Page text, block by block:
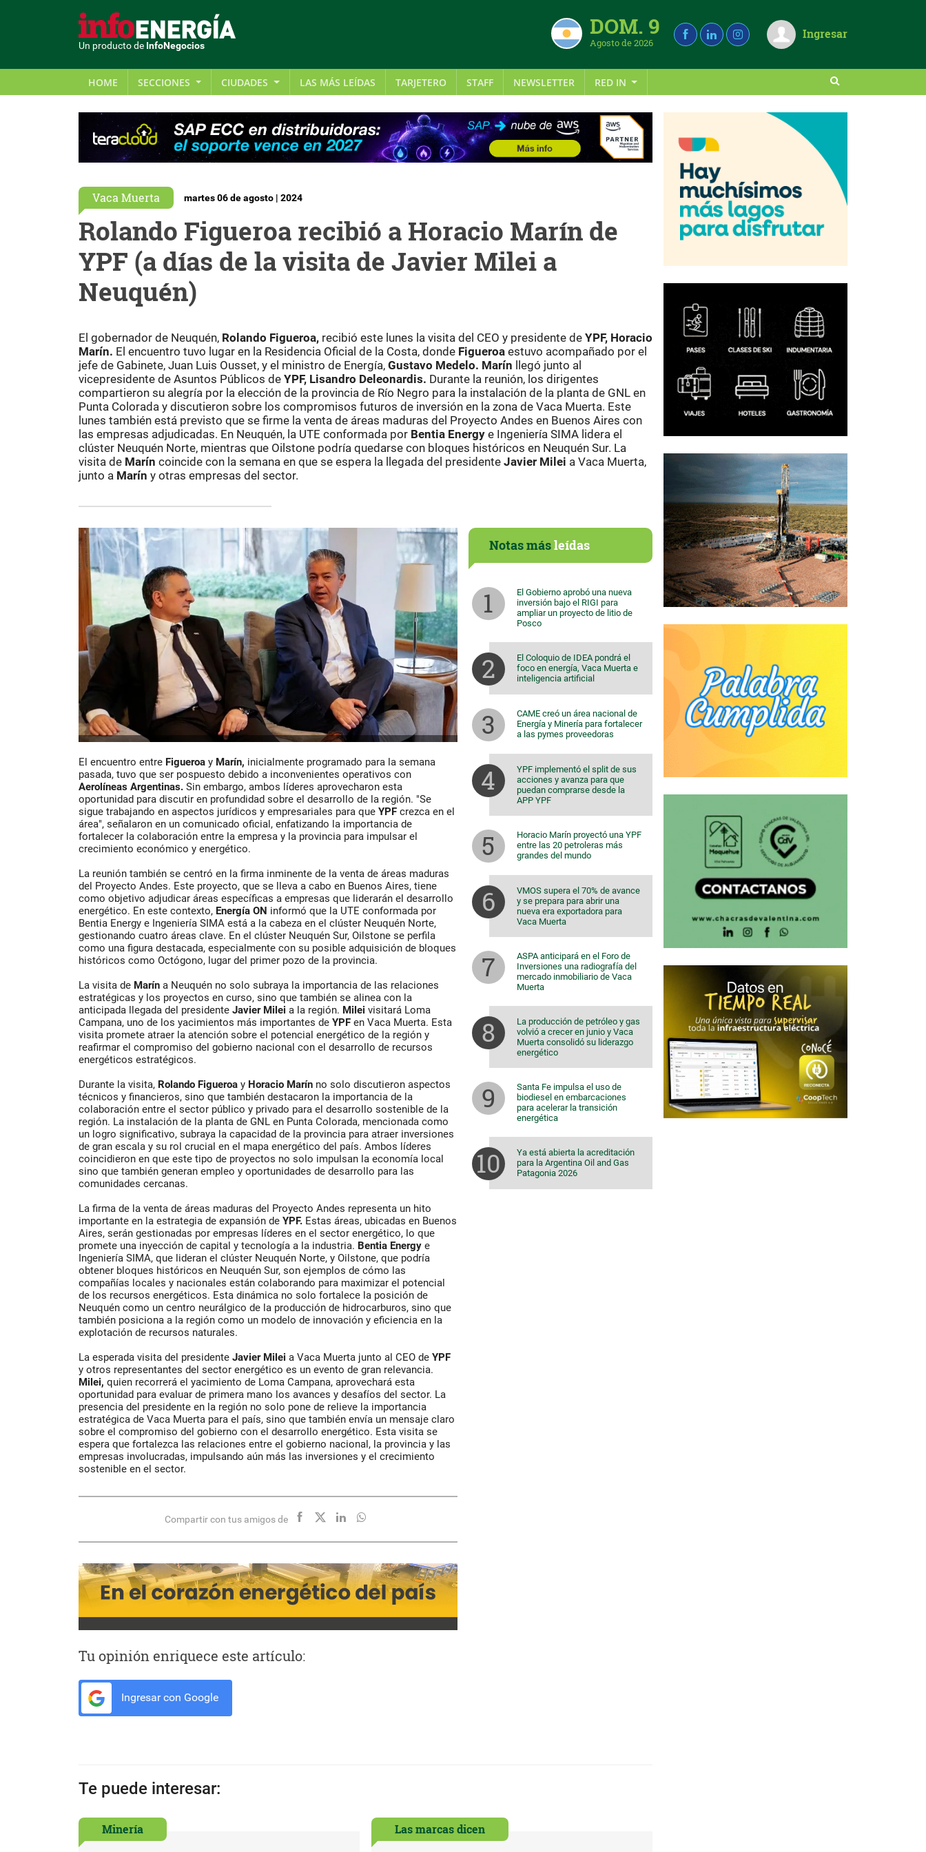
Un producto de InfoNegocios
DOM. 9
Agosto de 2026
Ingresar
HOME SECCIONES CIUDADES LAS MÁS LEÍDAS TARJETERO STAFF NEWSLETTER RED IN
Vaca Muerta martes 06 de agosto | 2024
Rolando Figueroa recibió a Horacio Marín de
YPF (a días de la visita de Javier Milei a
Neuquén)
El gobernador de Neuquén, Rolando Figueroa, recibió este lunes la visita del CEO y presidente de YPF, Horacio
Marín. El encuentro tuvo lugar en la Residencia Oficial de la Costa, donde Figueroa estuvo acompañado por el
jefe de Gabinete, Juan Luis Ousset, y el ministro de Energía, Gustavo Medelo. Marín llegó junto al
vicepresidente de Asuntos Públicos de YPF, Lisandro Deleonardis. Durante la reunión, los dirigentes
compartieron su alegría por la elección de la provincia de Río Negro para la instalación de la planta de GNL en
Punta Colorada y discutieron sobre los compromisos futuros de inversión en la zona de Vaca Muerta. Este
lunes también está previsto que se firme la venta de áreas maduras del Proyecto Andes en Buenos Aires con
las empresas adjudicadas. En Neuquén, la UTE conformada por Bentia Energy e Ingeniería SIMA lidera el
clúster Neuquén Norte, mientras que Oilstone podría quedarse con bloques históricos en Neuquén Sur. La
visita de Marín coincide con la semana en que se espera la llegada del presidente Javier Milei a Vaca Muerta,
junto a Marín y otras empresas del sector.
El encuentro entre Figueroa y Marín, inicialmente programado para la semana
pasada, tuvo que ser pospuesto debido a inconvenientes operativos con
Aerolíneas Argentinas. Sin embargo, ambos líderes aprovecharon esta
oportunidad para discutir en profundidad sobre el desarrollo de la región. "Se
sigue trabajando en aspectos jurídicos y empresariales para que YPF crezca en el
área", señalaron en un comunicado oficial, enfatizando la importancia de
fortalecer la colaboración entre la empresa y la provincia para impulsar el
crecimiento económico y energético.
La reunión también se centró en la firma inminente de la venta de áreas maduras
del Proyecto Andes. Este proyecto, que se lleva a cabo en Buenos Aires, tiene
como objetivo adjudicar áreas específicas a empresas que liderarán el desarrollo
energético. En este contexto, Energía ON informó que la UTE conformada por
Bentia Energy e Ingeniería SIMA está a la cabeza en el clúster Neuquén Norte,
gestionando cuatro áreas clave. En el clúster Neuquén Sur, Oilstone se perfila
como una figura destacada, especialmente con su posible adquisición de bloques
históricos como Octógono, lugar del primer pozo de la provincia.
La visita de Marín a Neuquén no solo subraya la importancia de las relaciones
estratégicas y los proyectos en curso, sino que también se alinea con la
anticipada llegada del presidente Javier Milei a la región. Milei visitará Loma
Campana, uno de los yacimientos más importantes de YPF en Vaca Muerta. Esta
visita promete atraer la atención sobre el potencial energético de la región y
reafirmar el compromiso del gobierno nacional con el desarrollo de recursos
energéticos estratégicos.
Durante la visita, Rolando Figueroa y Horacio Marín no solo discutieron aspectos
técnicos y financieros, sino que también destacaron la importancia de la
colaboración entre el sector público y privado para el desarrollo sostenible de la
región. La instalación de la planta de GNL en Punta Colorada, mencionada como
un logro significativo, subraya la capacidad de la provincia para atraer inversiones
de gran escala y su rol crucial en el mapa energético del país. Ambos líderes
coincidieron en que este tipo de proyectos no solo impulsan la economía local
sino que también generan empleo y oportunidades de desarrollo para las
comunidades cercanas.
La firma de la venta de áreas maduras del Proyecto Andes representa un hito
importante en la estrategia de expansión de YPF. Estas áreas, ubicadas en Buenos
Aires, serán gestionadas por empresas líderes en el sector energético, lo que
promete una inyección de capital y tecnología a la industria. Bentia Energy e
Ingeniería SIMA, que lideran el clúster Neuquén Norte, y Oilstone, que podría
obtener bloques históricos en Neuquén Sur, son ejemplos de cómo las
compañías locales y nacionales están colaborando para maximizar el potencial
de los recursos energéticos. Esta dinámica no solo fortalece la posición de
Neuquén como un centro neurálgico de la producción de hidrocarburos, sino que
también posiciona a la región como un modelo de innovación y eficiencia en la
explotación de recursos naturales.
La esperada visita del presidente Javier Milei a Vaca Muerta junto al CEO de YPF
y otros representantes del sector energético es un evento de gran relevancia.
Milei, quien recorrerá el yacimiento de Loma Campana, aprovechará esta
oportunidad para evaluar de primera mano los avances y desafíos del sector. La
presencia del presidente en la región no solo pone de relieve la importancia
estratégica de Vaca Muerta para el país, sino que también envía un mensaje claro
sobre el compromiso del gobierno con el desarrollo energético. Esta visita se
espera que fortalezca las relaciones entre el gobierno nacional, la provincia y las
empresas involucradas, impulsando aún más las inversiones y el crecimiento
sostenible en el sector.
Compartir con tus amigos de
Tu opinión enriquece este artículo:
Ingresar con Google
Notas másleídas
El Gobierno aprobó una nueva
inversión bajo el RIGI para
ampliar un proyecto de litio de
Posco
El Coloquio de IDEA pondrá el
foco en energía, Vaca Muerta e
inteligencia artificial
CAME creó un área nacional de
Energía y Minería para fortalecer
a las pymes proveedoras
YPF implementó el split de sus
acciones y avanza para que
puedan comprarse desde la
APP YPF
Horacio Marín proyectó una YPF
entre las 20 petroleras más
grandes del mundo
VMOS supera el 70% de avance
y se prepara para abrir una
nueva era exportadora para
Vaca Muerta
ASPA anticipará en el Foro de
Inversiones una radiografía del
mercado inmobiliario de Vaca
Muerta
La producción de petróleo y gas
volvió a crecer en junio y Vaca
Muerta consolidó su liderazgo
energético
Santa Fe impulsa el uso de
biodiesel en embarcaciones
para acelerar la transición
energética
Ya está abierta la acreditación
para la Argentina Oil and Gas
Patagonia 2026
Te puede interesar:
Minería Las marcas dicen